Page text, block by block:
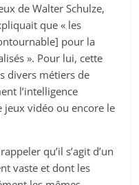
de Walter Schulze,
que « les
pour la
». Pour lui, cette
divers métiers de
l’intelligence
vidéo ou encore le
qu’il s’agit d’un
vaste et dont les